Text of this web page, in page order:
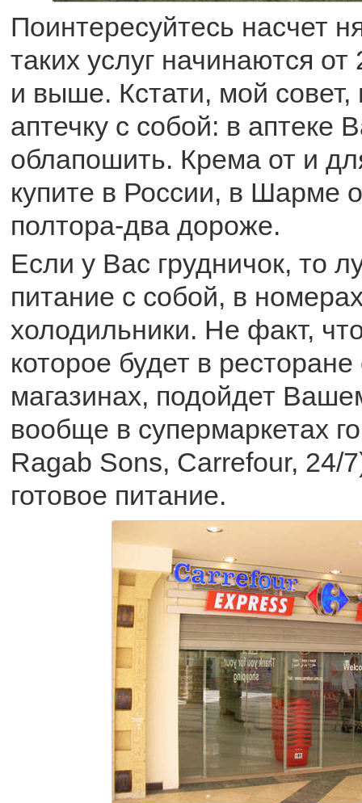
Поинтересуйтесь насчет
таких услуг начинаются
и выше. Кстати, мой
аптечку с собой: в аптеке
облапошить. Крема от и
купите в России, в Шарме
полтора-два дороже.
Если у Вас грудничок, то
питание с собой, в
холодильники. Не факт,
которое будет в
магазинах, подойдет
вообще в супермаркетах
Ragab Sons, Carrefour, 24/
готовое питание.